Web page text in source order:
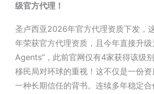
级官方代理！
圣卢西亚2026年官方代理资质下发，
年荣获官方代理资质，且今年直接升
Agents”，此前官网仅有4家获得该级
移民局对环球的重视！这不仅是一份
一种长期信任的背书。连续多年稳定